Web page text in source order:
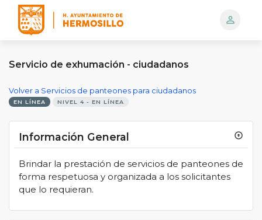
person_outline
Servicio de exhumación - ciudadanos
Volver a Servicios de panteones para ciudadanos
EN LÍNEA NIVEL 4 - EN LÍNEA
Información General arrow_circle_up
Brindar la prestación de servicios de panteones de
forma respetuosa y organizada a los solicitantes
que lo requieran.